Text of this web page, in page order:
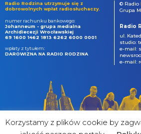
Radio Rodzina utrzymuje się z
dobrowolnych wpłat radiosłuchaczy.
numer rachunku bankowego:
Johanneum - grupa medialna
Archidiecezji Wrocławskiej
69 1600 1462 1813 6262 6000 0001
wpłaty z tytułem:
DAROWIZNA NA RADIO RODZINA
© Radio
Grupa
Radio
ul.
studio:
e-mail:
e-mail:
Korzystamy z plików cookie by